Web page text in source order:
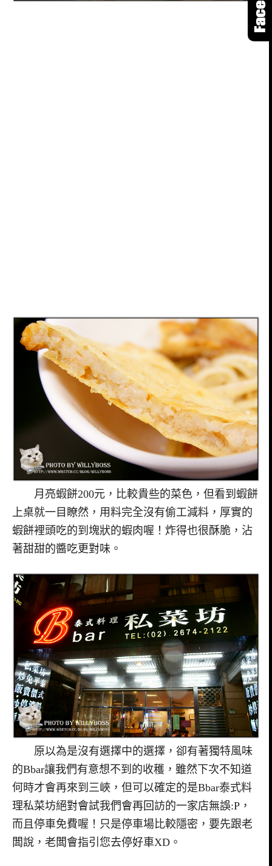
月亮蝦餅200元，比較貴些的菜色，但看到蝦餅
上桌就一目瞭然，用料完全沒有偷工減料，厚實的
蝦餅裡頭吃的到塊狀的蝦肉喔！炸得也很酥脆，沾
著甜甜的醬吃更對味。
原以為是沒有選擇中的選擇，卻有著獨特風味
的Bbar讓我們有意想不到的收穫，雖然下次不知道
何時才會再來到三峽，但可以確定的是Bbar泰式料
理私菜坊絕對會試我們會再回訪的一家店無誤:P，
而且停車免費喔！只是停車場比較隱密，要先跟老
闆說，老闆會指引您去停好車XD。